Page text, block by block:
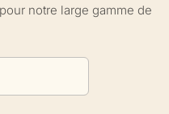
notre large gamme de